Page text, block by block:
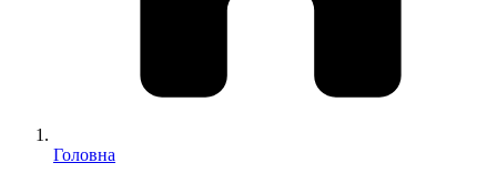
Головна